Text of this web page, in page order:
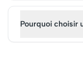
Pourquoi choisir